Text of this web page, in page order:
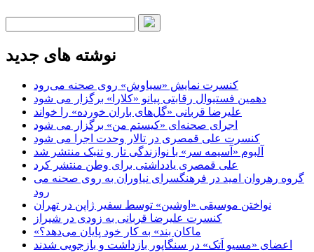
نوشته های جدید
کنسرت‌ نمایش «سیاوش» روی صحنه می‌رود
دهمین فستیوال رقابتی پیانو «کلارا» برگزار می شود
علیرضا قربانی «گل‌های باران خورده» را خواند
اجرای صحنه‌ای «کیستم من» برگزار می شود
کنسرت علی قمصری در تالار وحدت اجرا می شود
آلبوم «آسیمه سر» با نوازندگی تار و تنبک منتشر شد
علی قمصری یادداشتی برای وطن منتشر کرد
گروه رهروان امید در فرهنگسرای نیاوران به روی صحنه می
رود
نواختن موسیقی «اوشین» توسط سفیر ژاپن در تهران
کنسرت علیرضا قربانی به زودی در شیراز
«ماکان بند» به کار خود پایان می‌دهد؟
اعضای «مسیو اَتک» در سنگاپور بازداشت و بازجویی شدند